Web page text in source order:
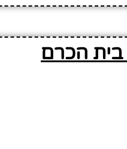
בית הכרם